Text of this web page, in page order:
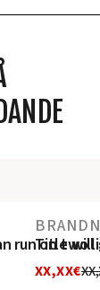
run on two
Title will
XX,XX€